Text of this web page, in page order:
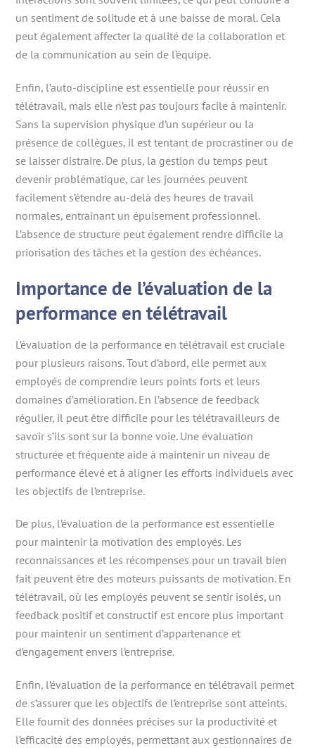
un sentiment de solitude et à une baisse de moral. Cela
peut également affecter la qualité de la collaboration et
de la communication au sein de l’équipe.
Enfin, l’auto-discipline est essentielle pour réussir en
télétravail, mais elle n’est pas toujours facile à maintenir.
Sans la supervision physique d’un supérieur ou la
présence de collègues, il est tentant de procrastiner ou de
se laisser distraire. De plus, la gestion du temps peut
devenir problématique, car les journées peuvent
facilement s’étendre au-delà des heures de travail
normales, entraînant un épuisement professionnel.
L’absence de structure peut également rendre difficile la
priorisation des tâches et la gestion des échéances.
Importance de l’évaluation de la
performance en télétravail
L’évaluation de la performance en télétravail est cruciale
pour plusieurs raisons. Tout d’abord, elle permet aux
employés de comprendre leurs points forts et leurs
domaines d’amélioration. En l’absence de feedback
régulier, il peut être difficile pour les télétravailleurs de
savoir s’ils sont sur la bonne voie. Une évaluation
structurée et fréquente aide à maintenir un niveau de
performance élevé et à aligner les efforts individuels avec
les objectifs de l’entreprise.
De plus, l’évaluation de la performance est essentielle
pour maintenir la motivation des employés. Les
reconnaissances et les récompenses pour un travail bien
fait peuvent être des moteurs puissants de motivation. En
télétravail, où les employés peuvent se sentir isolés, un
feedback positif et constructif est encore plus important
pour maintenir un sentiment d’appartenance et
d’engagement envers l’entreprise.
Enfin, l’évaluation de la performance en télétravail permet
de s’assurer que les objectifs de l’entreprise sont atteints.
Elle fournit des données précises sur la productivité et
l’efficacité des employés, permettant aux gestionnaires de